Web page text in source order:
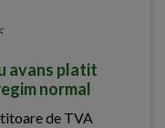
avans platit
normal
de TVA